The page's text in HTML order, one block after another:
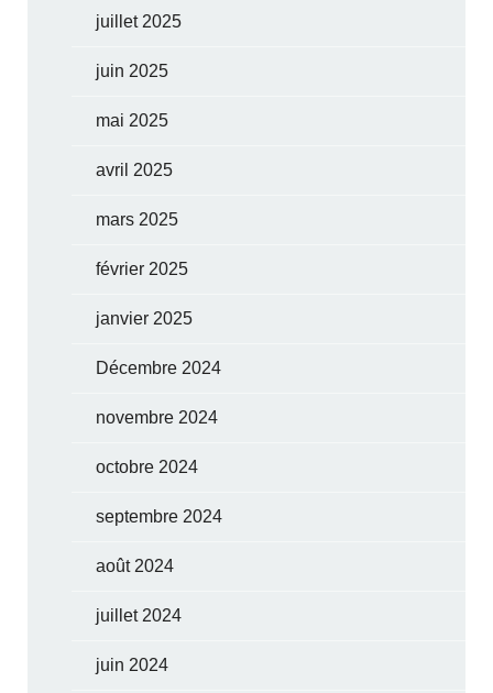
juillet 2025
juin 2025
mai 2025
avril 2025
mars 2025
février 2025
janvier 2025
Décembre 2024
novembre 2024
octobre 2024
septembre 2024
août 2024
juillet 2024
juin 2024